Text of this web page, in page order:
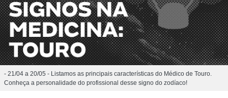
- 21/04 a 20/05 - Listamos as principais características do Médico de Touro.
Conheça a personalidade do profissional desse signo do zodíaco!